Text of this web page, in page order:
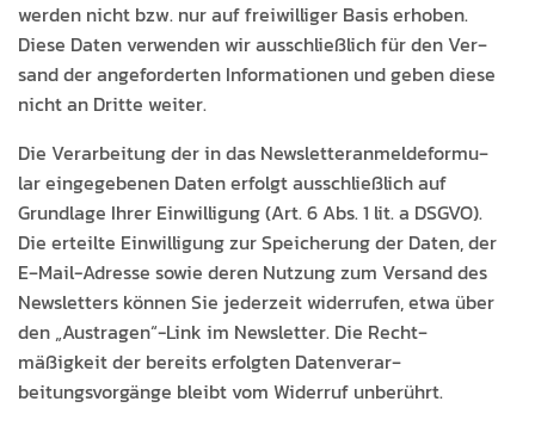
wer­den nicht bzw. nur auf frei­williger Basis erhoben.
Diese Dat­en ver­wen­den wir auss­chließlich für den Ver­
sand der ange­forderten Infor­ma­tio­nen und geben diese
nicht an Dritte weiter.
Die Ver­ar­beitung der in das Newslet­ter­an­melde­for­mu­
lar eingegebe­nen Dat­en erfol­gt auss­chließlich auf
Grund­lage Ihrer Ein­willi­gung (Art. 6 Abs. 1 lit. a DSGVO).
Die erteilte Ein­willi­gung zur Spe­icherung der Dat­en, der
E‑Mail-Adresse sowie deren Nutzung zum Ver­sand des
Newslet­ters kön­nen Sie jed­erzeit wider­rufen, etwa über
den „Austragen“-Link im Newslet­ter. Die Recht­
mäßigkeit der bere­its erfol­gten Daten­ver­ar­
beitungsvorgänge bleibt vom Wider­ruf unberührt.